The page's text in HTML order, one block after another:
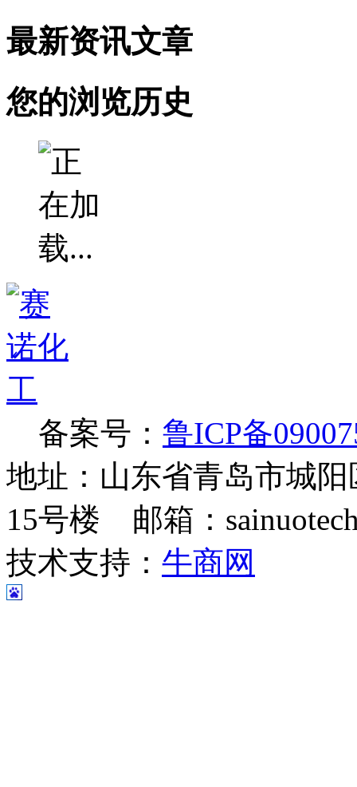
最新资讯文章
您的浏览历史
备案号： 鲁ICP备
地址：山东省青岛市城
15号楼 邮箱：
技术支持： 牛商网